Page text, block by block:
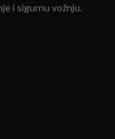
i sigurnu vožnju.